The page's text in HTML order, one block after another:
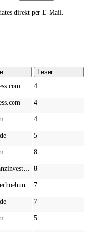
direkt per E-Mail.
Leser
4
4
4
5
8
8
7
7
5